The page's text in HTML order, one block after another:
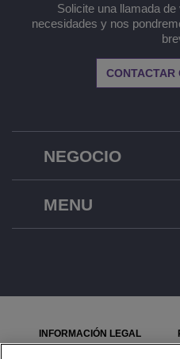
NEGOCIO
Solicite una llamada
necesidades y nos
CONTACTAR
MENU
INFORMACIÓN LEGAL